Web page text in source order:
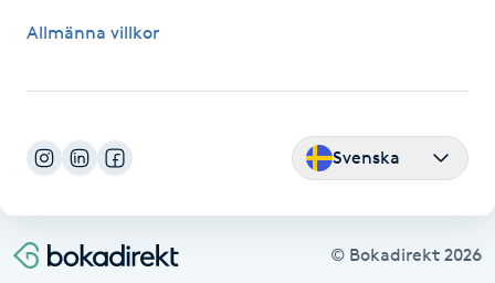
Koppningsmassage
Allmänna villkor
Svenska
© Bokadirekt 2026